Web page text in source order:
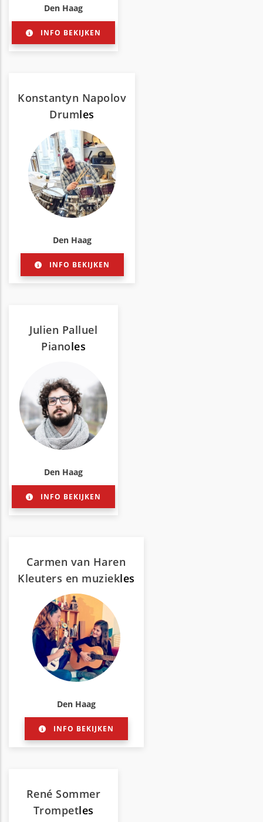
Den Haag
INFO BEKIJKEN
Konstantyn Napolov
Drumles
Den Haag
INFO BEKIJKEN
Julien Palluel
Pianoles
Den Haag
INFO BEKIJKEN
Carmen van Haren
Kleuters en muziekles
Den Haag
INFO BEKIJKEN
René Sommer
Trompetles